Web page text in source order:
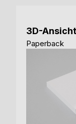
3D-
Paperback